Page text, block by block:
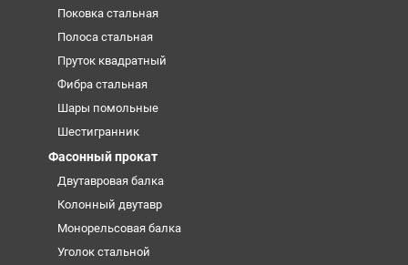
Поковка стальная
Полоса стальная
Пруток квадратный
Фибра стальная
Шары помольные
Шестигранник
Фасонный прокат
Двутавровая балка
Колонный двутавр
Монорельсовая балка
Уголок стальной